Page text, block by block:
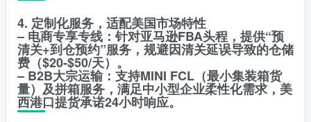
4. 定制化服务，适配美国市场特性
– 电商专享专线：针对亚马逊FBA头程，提供“预
清关+到仓预约”服务，规避因清关延误导致的仓储
费（$20-$50/天）。
– B2B大宗运输：支持MINI FCL（最小集装箱货
量）及拼箱服务，满足中小型企业柔性化需求，美
西港口提货承诺24小时响应。